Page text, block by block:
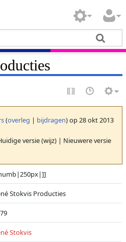
(overleg | bijdragen)op 28 okt 2013
versie (wijz) | Nieuwere versie
Stokvis Producties
Stokvis